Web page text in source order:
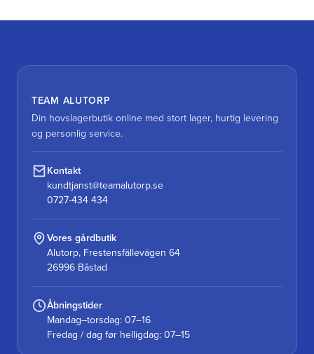
TEAM ALUTORP
Din hovslagerbutik online med stort lager, hurtig levering
og personlig service.
Kontakt
kundtjanst@teamalutorp.se
0727-434 434
Vores gårdbutik
Alutorp, Frestensfällevägen 64
26996 Båstad
Åbningstider
Mandag–torsdag: 07–16
Fredag / dag før helligdag: 07–15